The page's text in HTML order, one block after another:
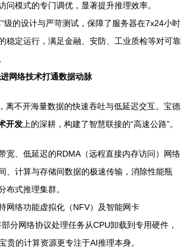
问模式的专门调优，显著提升推理效率。
”级的设计与严苛测试，保障了服务器在7x24小时
稳定运行，满足金融、安防、工业质检等对可靠
网络技术打通数据动脉
离不开海量数据的快速吞吐与低延迟交互。宝德
开发 上的深耕，构建了智慧联接的“高速公路”。
宽、低延迟的RDMA（远程直接内存访问）网络
、计算与存储间数据的极速传输，消除性能瓶
布式推理集群。
网络功能虚拟化（NFV）及智能网卡
部分网络协议处理任务从CPU卸载到专用硬件，
贵的计算资源更专注于AI推理本身。